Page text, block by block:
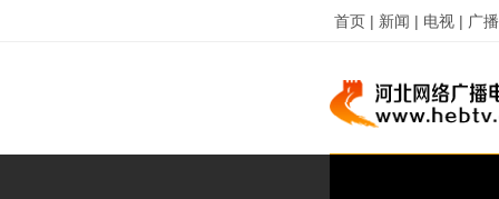
首页 | 新闻 | 电视 | 广